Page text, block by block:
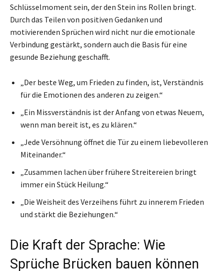
Schlüsselmoment sein, der den Stein ins Rollen bringt.
Durch das Teilen von positiven Gedanken und
motivierenden Sprüchen wird nicht nur die emotionale
Verbindung gestärkt, sondern auch die Basis für eine
gesunde Beziehung geschafft.
„Der beste Weg, um Frieden zu finden, ist, Verständnis
für die Emotionen des anderen zu zeigen.“
„Ein Missverständnis ist der Anfang von etwas Neuem,
wenn man bereit ist, es zu klären.“
„Jede Versöhnung öffnet die Tür zu einem liebevolleren
Miteinander.“
„Zusammen lachen über frühere Streitereien bringt
immer ein Stück Heilung.“
„Die Weisheit des Verzeihens führt zu innerem Frieden
und stärkt die Beziehungen.“
Die Kraft der Sprache: Wie
Sprüche Brücken bauen können